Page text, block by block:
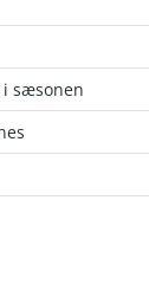
sæsonen